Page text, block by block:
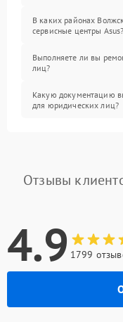
В каких районах
сервисные центры Asus?
Выполняете ли вы
лиц?
Какую документацию
для юридических лиц?
Отзывы
4.9 1799